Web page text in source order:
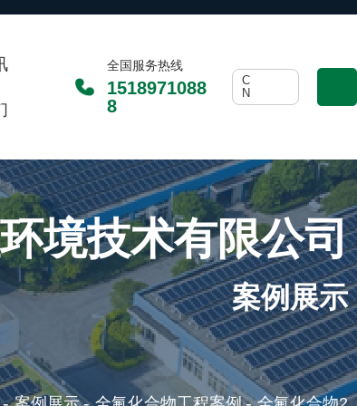
全国服务热线
1518971088
8
C
N
境技术有限公司
案例展示